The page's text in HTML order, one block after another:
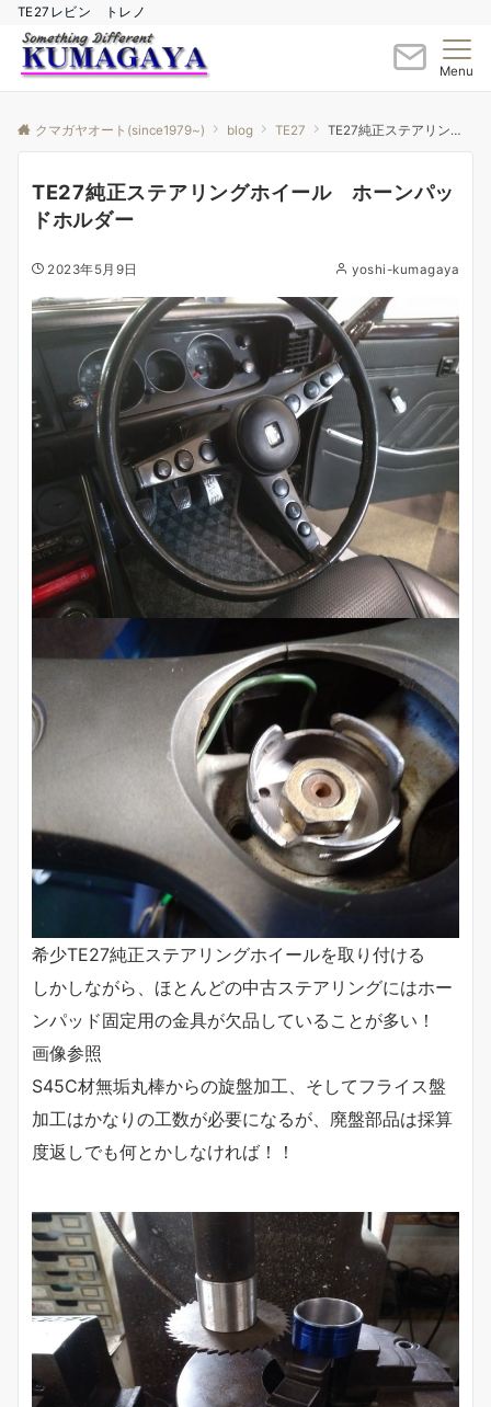
TE27レビン トレノ
Menu
クマガヤオート(since1979~) blog TE27 TE27純正ステアリングホイール ホーンパッドホルダー
TE27純正ステアリングホイール ホーンパッ
ドホルダー
2023年5月9日 yoshi-kumagaya
希少TE27純正ステアリングホイールを取り付ける
しかしながら、ほとんどの中古ステアリングにはホー
ンパッド固定用の金具が欠品していることが多い！
画像参照
S45C材無垢丸棒からの旋盤加工、そしてフライス盤
加工はかなりの工数が必要になるが、廃盤部品は採算
度返しでも何とかしなければ！！